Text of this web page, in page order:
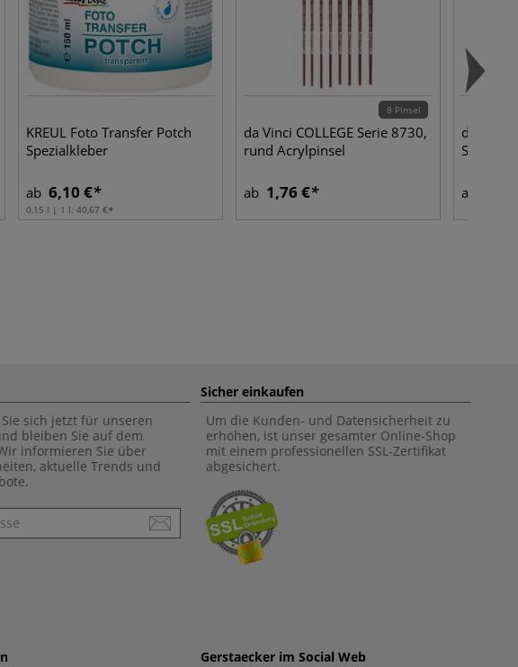
KREUL Foto Transfer Potch
Spezialkleber
ab 6,10 €
0,15 l | 1 l: 40,67 €
8 Pinsel
da Vinci COLLEGE Serie 8730,
rund Acrylpinsel
ab 1,76 €
da Vinci
Serie
ab
sich jetzt für unseren
bleiben Sie auf dem
informieren Sie über
aktuelle Trends und
Sicher einkaufen
Um die Kunden- und Datensicherheit zu
erhöhen, ist unser gesamter Online-Shop
mit einem professionellen SSL-Zertifikat
abgesichert.
Gerstaecker im Social Web